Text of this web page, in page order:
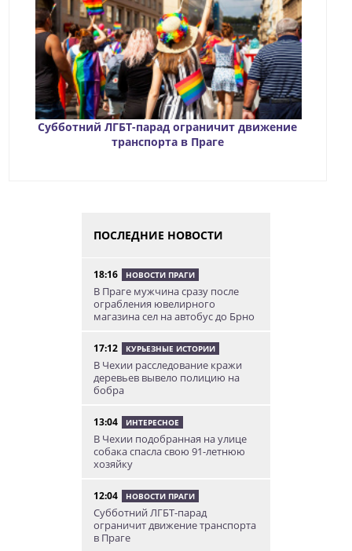
Субботний ЛГБТ-парад ограничит движение
транспорта в Праге
ПОСЛЕДНИЕ НОВОСТИ
18:16 НОВОСТИ ПРАГИ
В Праге мужчина сразу после
ограбления ювелирного
магазина сел на автобус до Брно
17:12 КУРЬЕЗНЫЕ ИСТОРИИ
В Чехии расследование кражи
деревьев вывело полицию на
бобра
13:04 ИНТЕРЕСНОЕ
В Чехии подобранная на улице
собака спасла свою 91-летнюю
хозяйку
12:04 НОВОСТИ ПРАГИ
Субботний ЛГБТ-парад
ограничит движение транспорта
в Праге